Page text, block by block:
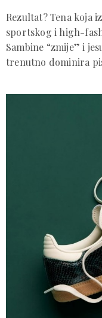
Rezultat? Tena koja
sportskog i high-
Sambine “zmije” i
trenutno dominira